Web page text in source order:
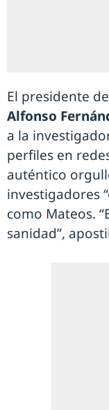
El presidente
Alfonso
a la
perfiles en
auténtico
investigadores
como Mateos.
sanidad”,